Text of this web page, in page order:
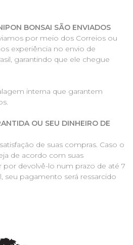
BONSAI SÃO ENVIADOS
por meio dos Correios ou
experiência no envio de
garantindo que ele chegue
interna que garantem
OU SEU DINHEIRO DE
de suas compras. Caso o
de acordo com suas
por devolvê-lo num prazo de até 7
seu pagamento será ressarcido